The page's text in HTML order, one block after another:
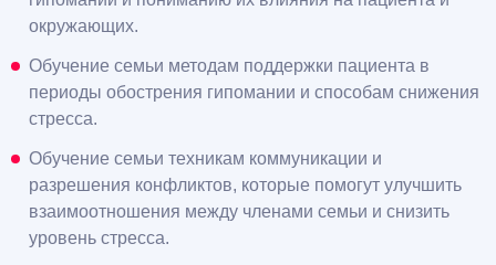
окружающих.
Обучение семьи методам поддержки пациента в
периоды обострения гипомании и способам снижения
стресса.
Обучение семьи техникам коммуникации и
разрешения конфликтов, которые помогут улучшить
взаимоотношения между членами семьи и снизить
уровень стресса.